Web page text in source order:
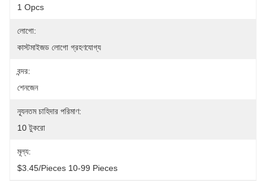
1 Opcs
লোগো:
কাস্টমাইজড লোগো গ্রহণযোগ্য
বন্দর:
শেনজেন
ন্যূনতম চাহিদার পরিমাণ:
10 টুকরো
মূল্য:
$3.45/pieces 10-99 Pieces